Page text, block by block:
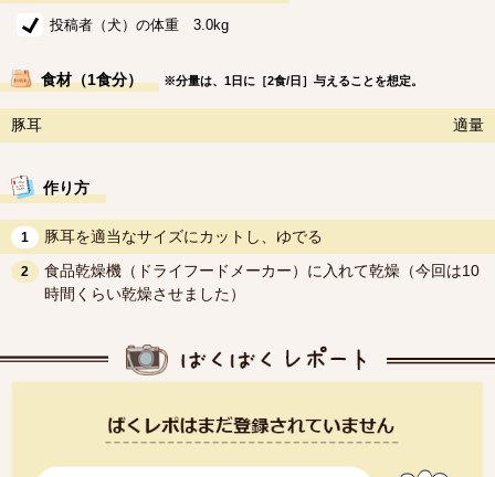
投稿者（犬）の体重 3.0kg
食材（1食分） ※分量は、1日に［2食/日］与えることを想定。
豚耳 適量
作り方
1 豚耳を適当なサイズにカットし、ゆでる
2
食品乾燥機（ドライフードメーカー）に入れて乾燥（今回は10
時間くらい乾燥させました）